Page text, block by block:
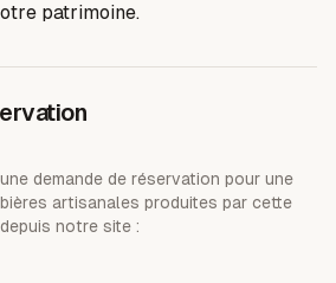
patrimoine.
demande de réservation pour une
artisanales produites par cette
notre site :